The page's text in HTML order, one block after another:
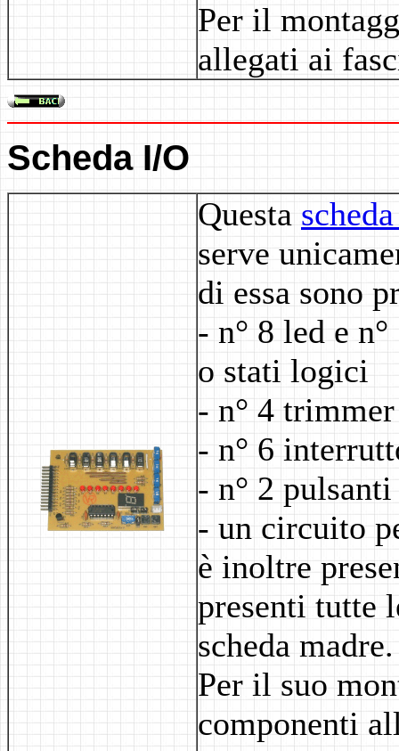
Per il
allegati ai
Scheda I/O
Questa
serve
di essa sono
- n° 8 led e
o stati logici
- n° 4
- n° 6
- n° 2 pulsanti
- un circuito
è inoltre
presenti tutte
scheda madre.
Per il suo
componenti